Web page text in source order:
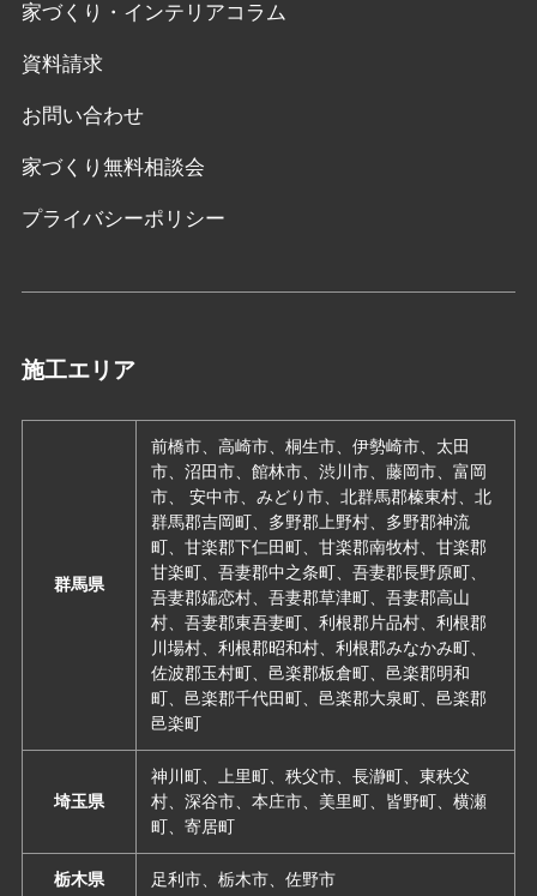
家づくり・インテリアコラム
資料請求
お問い合わせ
家づくり無料相談会
プライバシーポリシー
施工エリア
群馬県
前橋市、高崎市、桐生市、伊勢崎市、太田
市、沼田市、館林市、渋川市、藤岡市、富岡
市、 安中市、みどり市、北群馬郡榛東村、北
群馬郡吉岡町、多野郡上野村、多野郡神流
町、甘楽郡下仁田町、甘楽郡南牧村、甘楽郡
甘楽町、吾妻郡中之条町、吾妻郡長野原町、
吾妻郡嬬恋村、吾妻郡草津町、吾妻郡高山
村、吾妻郡東吾妻町、利根郡片品村、利根郡
川場村、利根郡昭和村、利根郡みなかみ町、
佐波郡玉村町、邑楽郡板倉町、邑楽郡明和
町、邑楽郡千代田町、邑楽郡大泉町、邑楽郡
邑楽町
埼玉県
神川町、上里町、秩父市、長瀞町、東秩父
村、深谷市、本庄市、美里町、皆野町、横瀬
町、寄居町
栃木県 足利市、栃木市、佐野市